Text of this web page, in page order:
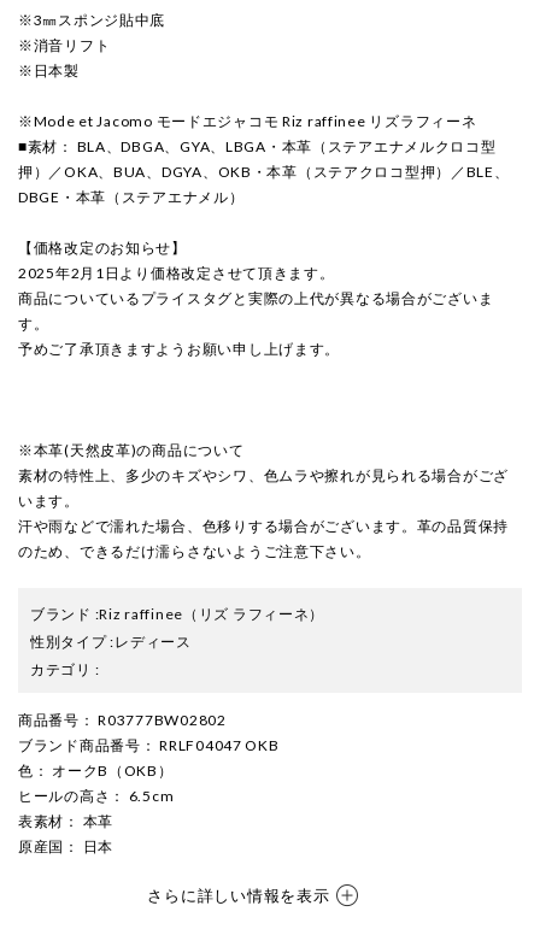
※3㎜スポンジ貼中底
※消音リフト
※日本製
※Mode et Jacomo モードエジャコモ Riz raffinee リズラフィーネ
■素材： BLA、DBGA、GYA、LBGA・本革（ステアエナメルクロコ型
押）／OKA、BUA、DGYA、OKB・本革（ステアクロコ型押）／BLE、
DBGE・本革（ステアエナメル）
【価格改定のお知らせ】
2025年2月1日より価格改定させて頂きます。
商品についているプライスタグと実際の上代が異なる場合がございま
す。
予めご了承頂きますようお願い申し上げます。
※本革(天然皮革)の商品について
素材の特性上、多少のキズやシワ、色ムラや擦れが見られる場合がござ
います。
汗や雨などで濡れた場合、色移りする場合がございます。革の品質保持
のため、できるだけ濡らさないようご注意下さい。
ブランド :Riz raffinee （リズ ラフィーネ）
性別タイプ:レディース
カテゴリ :
商品番号 ： R03777BW02802
ブランド商品番号 ： RRLF04047 OKB
色 ： オークB（OKB）
ヒールの高さ ： 6.5cm
表素材 ： 本革
原産国 ： 日本
さらに詳しい情報を表示